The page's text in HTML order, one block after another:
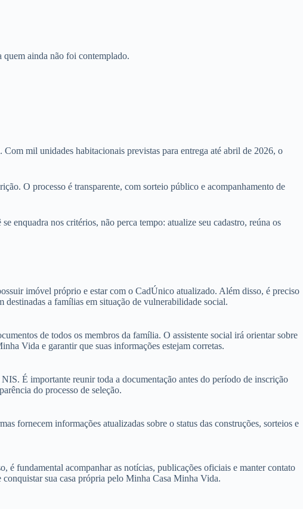
quem ainda não foi contemplado.
mil unidades habitacionais previstas para entrega até abril de 2026, o
O processo é transparente, com sorteio público e acompanhamento de
enquadra nos critérios, não perca tempo: atualize seu cadastro, reúna os
imóvel próprio e estar com o CadÚnico atualizado. Além disso, é preciso
a famílias em situação de vulnerabilidade social.
de todos os membros da família. O assistente social irá orientar sobre
Vida e garantir que suas informações estejam corretas.
É importante reunir toda a documentação antes do período de inscrição
do processo de seleção.
fornecem informações atualizadas sobre o status das construções, sorteios e
é fundamental acompanhar as notícias, publicações oficiais e manter contato
sua casa própria pelo Minha Casa Minha Vida.